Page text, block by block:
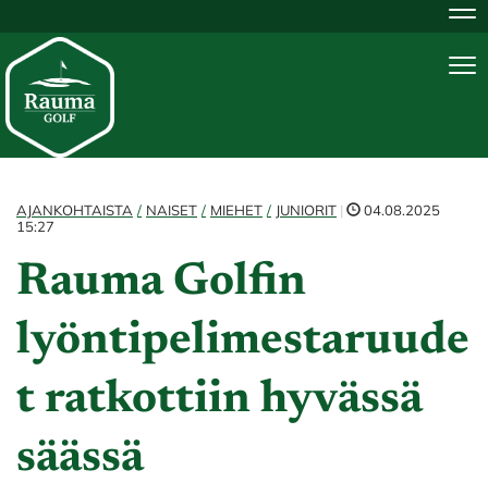
AJANKOHTAISTA NAISET MIEHET JUNIORIT |
04.08.2025
15:27
Rauma Golfin
lyöntipelimestaruude
t ratkottiin hyvässä
säässä